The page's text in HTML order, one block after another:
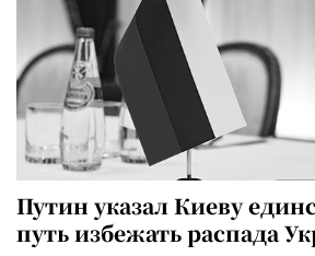
Путин указал Киеву
путь избежать распада